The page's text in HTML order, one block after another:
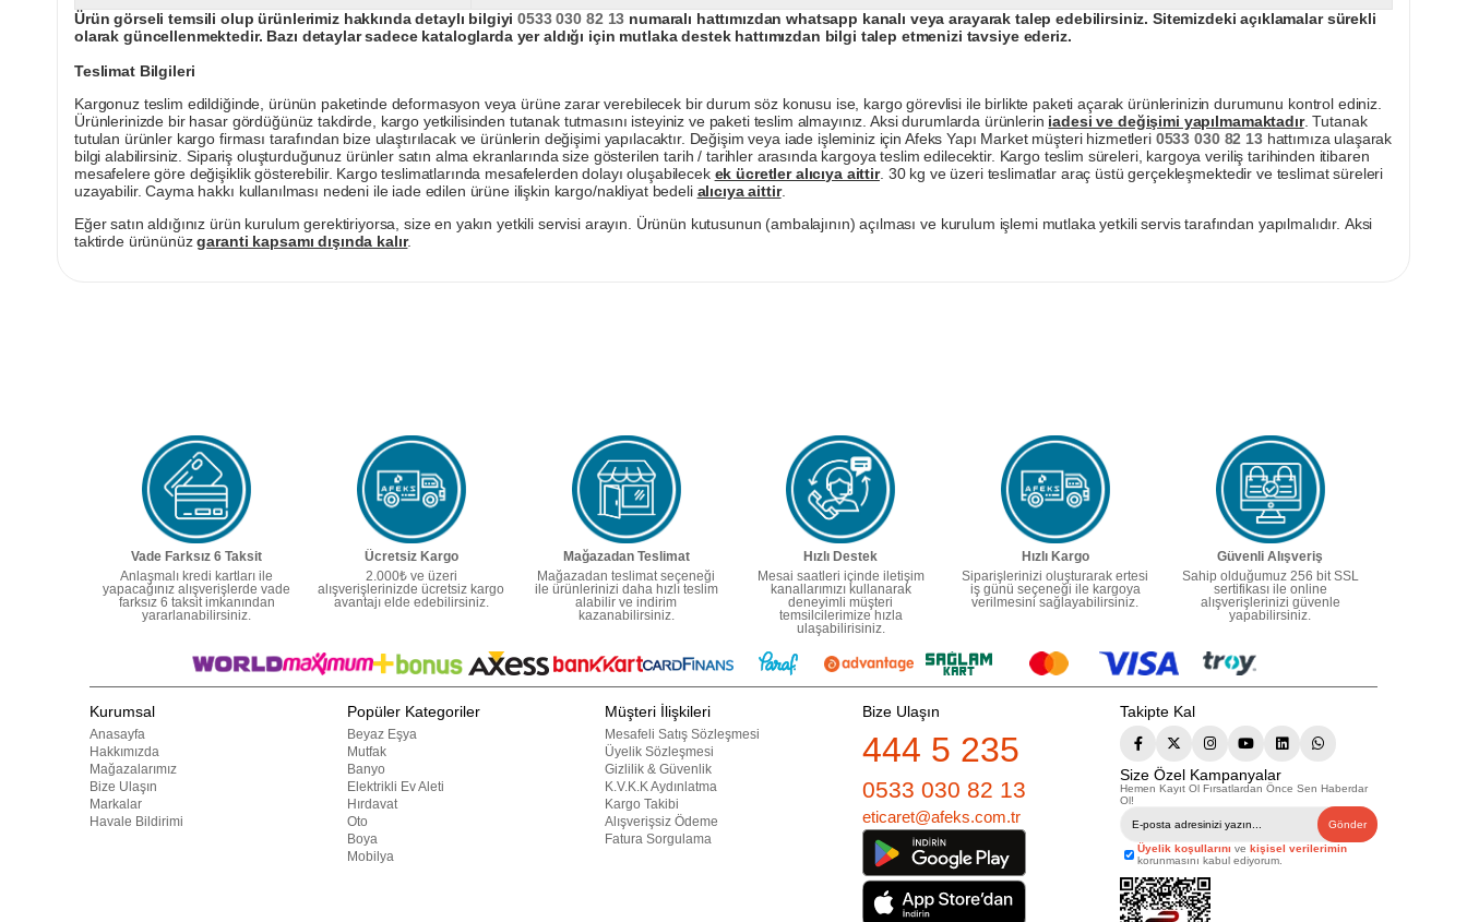
Ürün görseli temsili olup ürünlerimiz hakkında detaylı bilgiyi0533 030 82 13 numaralı hattımızdan whatsapp kanalı veya arayarak talep edebilirsiniz. Sitemizdeki açıklamalar sürekli
olarak güncellenmektedir. Bazı detaylar sadece kataloglarda yer aldığı için mutlaka destek hattımızdan bilgi talep etmenizi tavsiye ederiz.
Teslimat Bilgileri
Kargonuz teslim edildiğinde, ürünün paketinde deformasyon veya ürüne zarar verebilecek bir durum söz konusu ise, kargo görevlisi ile birlikte paketi açarak ürünlerinizin durumunu kontrol ediniz.
Ürünlerinizde bir hasar gördüğünüz takdirde, kargo yetkilisinden tutanak tutmasını isteyiniz ve paketi teslim almayınız. Aksi durumlarda ürünlerin iadesi ve değişimi yapılmamaktadır. Tutanak
tutulan ürünler kargo firması tarafından bize ulaştırılacak ve ürünlerin değişimi yapılacaktır. Değişim veya iade işleminiz için Afeks Yapı Market müşteri hizmetleri 0533 030 82 13hattımıza ulaşarak
bilgi alabilirsiniz. Sipariş oluşturduğunuz ürünler satın alma ekranlarında size gösterilen tarih / tarihler arasında kargoya teslim edilecektir. Kargo teslim süreleri, kargoya veriliş tarihinden itibaren
mesafelere göre değişiklik gösterebilir. Kargo teslimatlarında mesafelerden dolayı oluşabilecek ek ücretler alıcıya aittir. 30 kg ve üzeri teslimatlar araç üstü gerçekleşmektedir ve teslimat süreleri
uzayabilir. Cayma hakkı kullanılması nedeni ile iade edilen ürüne ilişkin kargo/nakliyat bedeli alıcıya aittir.
Eğer satın aldığınız ürün kurulum gerektiriyorsa, size en yakın yetkili servisi arayın. Ürünün kutusunun (ambalajının) açılması ve kurulum işlemi mutlaka yetkili servis tarafından yapılmalıdır. Aksi
taktirde ürününüzgaranti kapsamı dışında kalır.
Vade Farksız 6 Taksit
Anlaşmalı kredi kartları ile
yapacağınız alışverişlerde vade
farksız 6 taksit imkanından
yararlanabilirsiniz.
Ücretsiz Kargo
2.000₺ ve üzeri
alışverişlerinizde ücretsiz kargo
avantajı elde edebilirsiniz.
Mağazadan Teslimat
Mağazadan teslimat seçeneği
ile ürünlerinizi daha hızlı teslim
alabilir ve indirim
kazanabilirsiniz.
Hızlı Destek
Mesai saatleri içinde iletişim
kanallarımızı kullanarak
deneyimli müşteri
temsilcilerimize hızla
ulaşabilirisiniz.
Hızlı Kargo
Siparişlerinizi oluşturarak ertesi
iş günü seçeneği ile kargoya
verilmesini sağlayabilirsiniz.
Güvenli Alışveriş
Sahip olduğumuz 256 bit SSL
sertifikası ile online
alışverişlerinizi güvenle
yapabilirsiniz.
Kurumsal
Anasayfa
Hakkımızda
Mağazalarımız
Bize Ulaşın
Markalar
Havale Bildirimi
Popüler Kategoriler
Beyaz Eşya
Mutfak
Banyo
Elektrikli Ev Aleti
Hırdavat
Oto
Boya
Mobilya
Müşteri İlişkileri
Mesafeli Satış Sözleşmesi
Üyelik Sözleşmesi
Gizlilik & Güvenlik
K.V.K.K Aydınlatma
Kargo Takibi
Alışverişsiz Ödeme
Fatura Sorgulama
Bize Ulaşın
444 5 235
0533 030 82 13
eticaret@afeks.com.tr
Takipte Kal
Size Özel Kampanyalar
Hemen Kayıt Ol Fırsatlardan Önce Sen Haberdar
Ol!
Gönder
Üyelik koşullarını ve kişisel verilerimin
korunmasını kabul ediyorum.